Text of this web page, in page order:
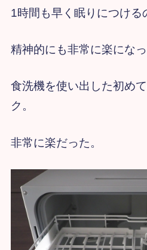
1時間も早く眠りにつける
精神的にも非常に楽になっ
食洗機を使い出した初め
ク。
非常に楽だった。